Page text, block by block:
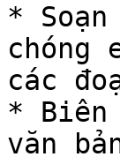
*
chóng
các
* Biên
văn